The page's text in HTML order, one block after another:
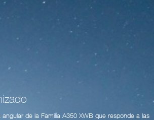
de la Familia A350 XWB que responde a las